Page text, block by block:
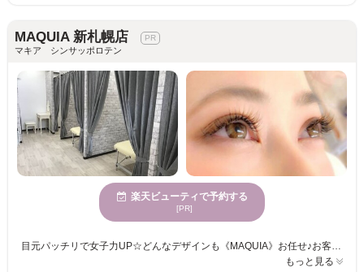
MAQUIA 新札幌店
マキア シンサッポロテン
楽天ビューティで予約する
[PR]
もっと見る